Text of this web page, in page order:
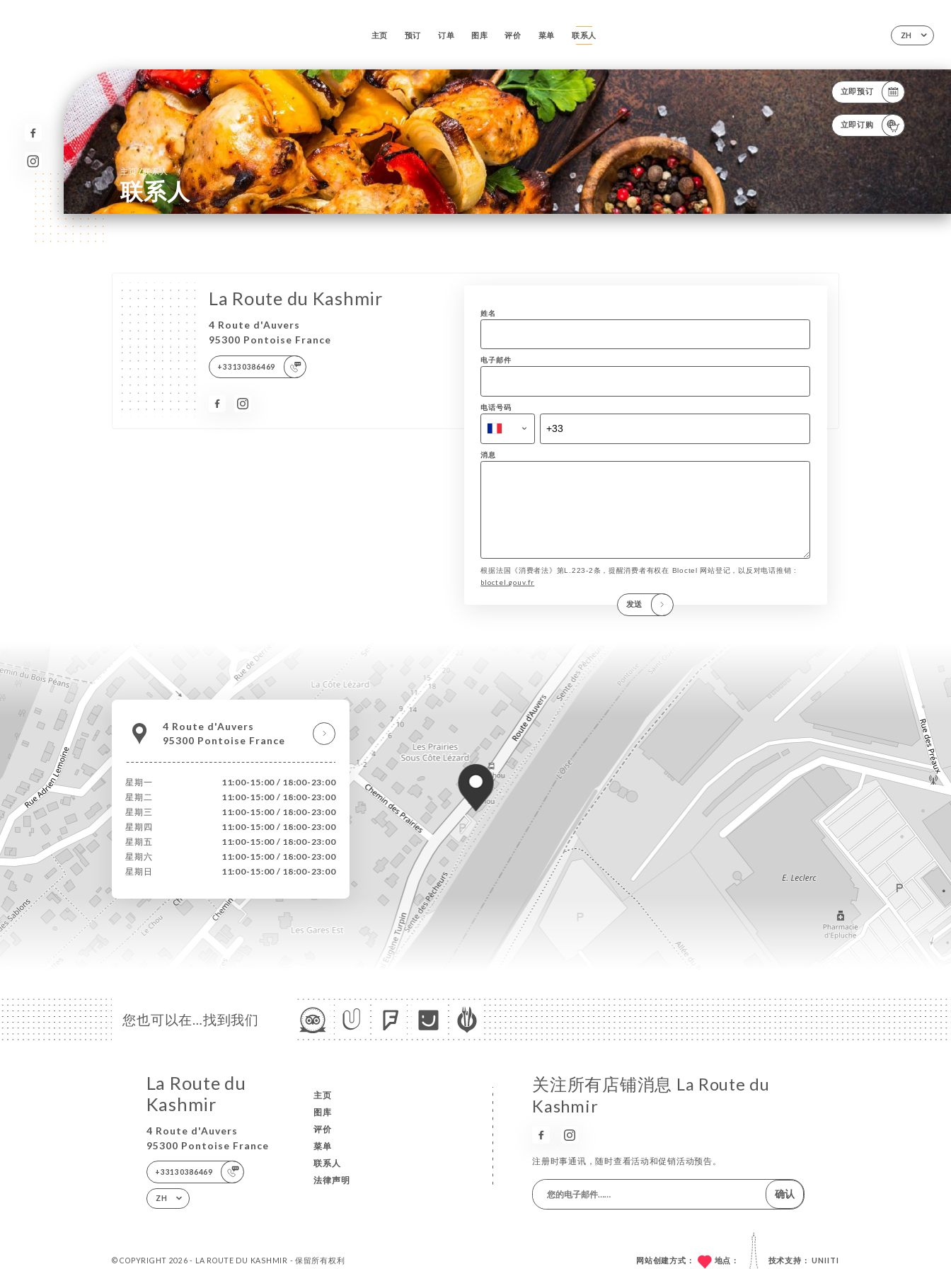
ZH
主页 预订 订单 图库 评价 菜单 联系人
立即预订
立即订购
主页/联系人
联系人
La Route du Kashmir
4 Route d'Auvers
95300 Pontoise France
+33130386469
姓名
电子邮件
电话号码
消息
根据法国《消费者法》第L.223-2条，提醒消费者有权在 Bloctel 网站登记，以反对电话推销 :
bloctel.gouv.fr
发送
4 Route d'Auvers
95300 Pontoise France
星期一
11:00-15:00 / 18:00-23:00
星期二
11:00-15:00 / 18:00-23:00
星期三
11:00-15:00 / 18:00-23:00
星期四
11:00-15:00 / 18:00-23:00
星期五
11:00-15:00 / 18:00-23:00
星期六
11:00-15:00 / 18:00-23:00
星期日
11:00-15:00 / 18:00-23:00
您也可以在…找到我们
La Route du
Kashmir
4 Route d'Auvers
95300 Pontoise France
+33130386469
ZH
主页
图库
评价
菜单
联系人
法律声明
关注所有店铺消息 La Route du
Kashmir
注册时事通讯，随时查看活动和促销活动预告。
确认
© COPYRIGHT 2026 - LA ROUTE DU KASHMIR - 保留所有权利 网站创建方式： 地点： 技术支持：UNIITI